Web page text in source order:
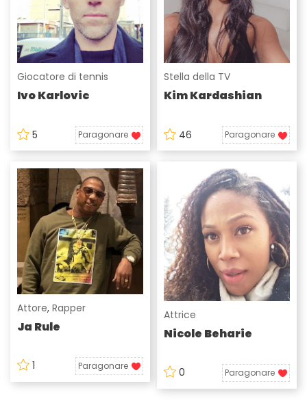
Giocatore di tennis
Ivo Karlovic
5 Paragonare
Stella della TV
Kim Kardashian
46 Paragonare
Attore, Rapper
Ja Rule
1 Paragonare
Attrice
Nicole Beharie
0 Paragonare